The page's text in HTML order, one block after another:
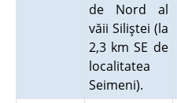
de Nord al
văii Siliştei (la
2,3 km SE de
localitatea
Seimeni).